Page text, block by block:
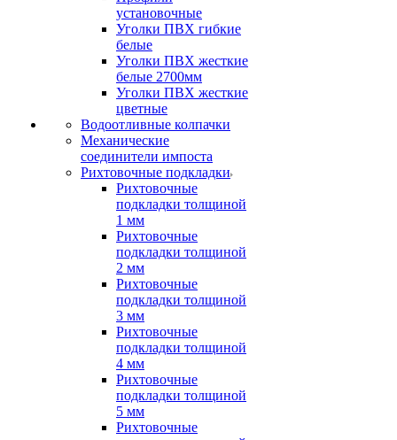
установочные
Уголки ПВХ гибкие
белые
Уголки ПВХ жесткие
белые 2700мм
Уголки ПВХ жесткие
цветные
Водоотливные колпачки
Механические
соединители импоста
Рихтовочные подкладки
Рихтовочные
подкладки толщиной
1 мм
Рихтовочные
подкладки толщиной
2 мм
Рихтовочные
подкладки толщиной
3 мм
Рихтовочные
подкладки толщиной
4 мм
Рихтовочные
подкладки толщиной
5 мм
Рихтовочные